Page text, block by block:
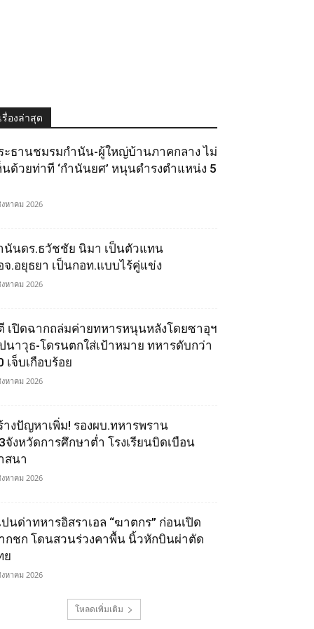
เรื่องล่าสุด
ะธานชมรมกำนัน-ผู้ใหญ่บ้านภาคกลาง ไม่
นด้วยท่าที ‘กำนันยศ’ หนุนดำรงตำแหน่ง 5
หาคม 2026
นันดร.ธวัชชัย นิมา เป็นตัวแทน
จ.อยุธยา เป็นกอท.แบบไร้คู่แข่ง
หาคม 2026
เปิดฉากถล่มค่ายทหารหนุนหลังโดยซาอุฯ
นาวุธ-โดรนตกใส่เป้าหมาย ทหารดับกว่า
เจ็บเกือบร้อย
หาคม 2026
างปัญหาเพิ่ม! รองผบ.ทหารพราน
จังหวัดการศึกษาต่ำ โรงเรียนบิดเบือน
สนา
หาคม 2026
ปนด่าทหารอิสราเอล “ฆาตกร” ก่อนเปิด
กชก โดนสวนร่วงคาพื้น นิ้วหักบินผ่าตัด
ย
หาคม 2026
โหลดเพิ่มเติม